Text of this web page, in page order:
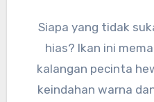
Siapa yang tidak
hias? Ikan ini
kalangan pecinta
keindahan warna